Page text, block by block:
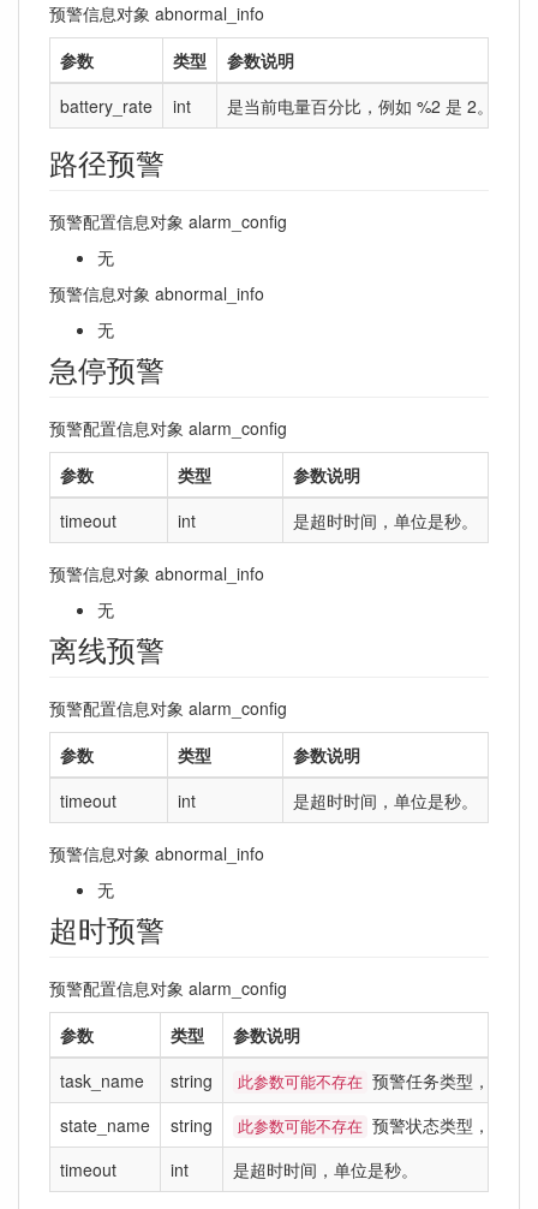
预警信息对象 abnormal_info
参数
类型
参数说明
battery_rate
int 是当前电量百分比，例如 %2 是 2。
路径预警
预警配置信息对象 alarm_config
无
预警信息对象 abnormal_info
无
急停预警
预警配置信息对象 alarm_config
参数
类型
参数说明
timeout
int 是超时时间，单位是秒。
预警信息对象 abnormal_info
无
离线预警
预警配置信息对象 alarm_config
参数
类型
参数说明
timeout
int 是超时时间，单位是秒。
预警信息对象 abnormal_info
无
超时预警
预警配置信息对象 alarm_config
参数
类型
参数说明
task_name
string 此参数可能不存在 预警任务类型，例如
state_name
string 此参数可能不存在 预警状态类型，例如
timeout
int 是超时时间，单位是秒。